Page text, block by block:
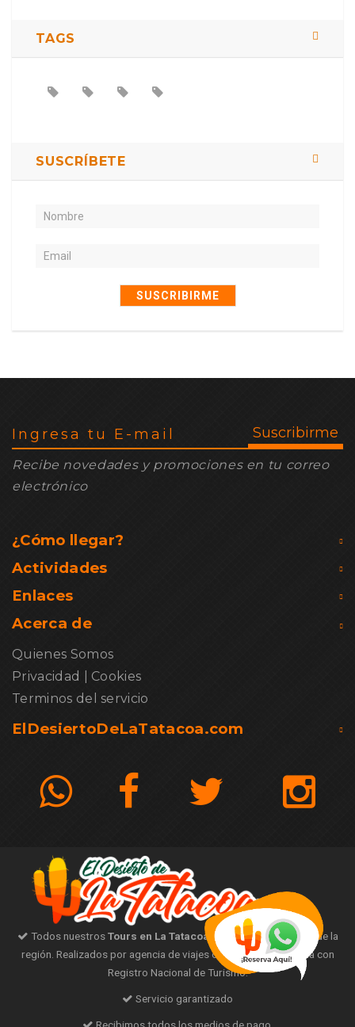
TAGS
SUSCRÍBETE
SUSCRIBIRME
Recibe novedades y promociones en tu correo
electrónico
¿Cómo llegar?
Actividades
Enlaces
Acerca de
Quienes Somos
Privacidad
Cookies
Terminos del servicio
ElDesiertoDeLaTatacoa.com
Todos nuestrosTours en La Tatacoa son con guías nativos de la
región. Realizados por agencia de viajes operadora certificada con
Registro Nacional de Turismo.
Servicio garantizado